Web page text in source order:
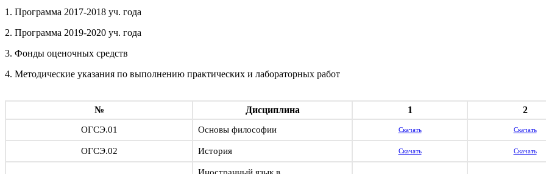
1. Программа 2017-2018 уч. года
2. Программа 2019-2020 уч. года
3. Фонды оценочных средств
4. Методические указания по выполнению практических и лабораторных работ
№ Дисциплина 1 2
ОГСЭ.01 Основы философии Скачать Скачать
ОГСЭ.02 История Скачать Скачать